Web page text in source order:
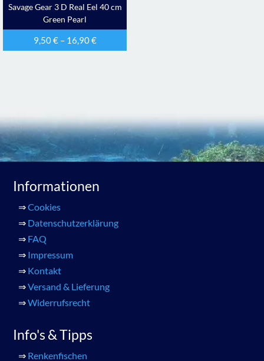
Savage Gear 3 D Real Eel 40 cm
Green Pearl
9,50€– 16,90€
Informationen
⇒Cookies
⇒ Datenschutzerklärung
⇒ FAQ
⇒ Impressum
⇒ Kontakt
⇒Versand & Lieferung
⇒Widerrufsrecht
Info's & Tipps
⇒ Renkenfischen